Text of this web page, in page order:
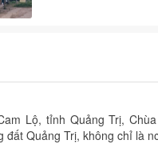
Lộ, tỉnh Quảng Trị,
Quảng Trị, không chỉ là